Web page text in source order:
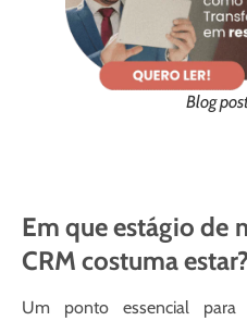
Blog
Em que estágio de
CRM costuma
Um ponto essencial